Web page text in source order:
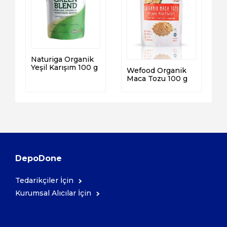
Naturiga Organik
Yeşil Karışım 100 g
Wefood Organik
Maca Tozu 100 g
DepoDone
Tedarikçiler İçin
Kurumsal Alıcılar İçin